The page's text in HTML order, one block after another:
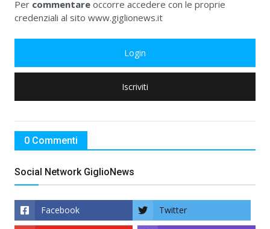
Per commentare occorre accedere con le proprie
credenziali al sito www.giglionews.it
Login
Iscriviti
0 Commenti
Social Network GiglioNews
Facebook Twitter